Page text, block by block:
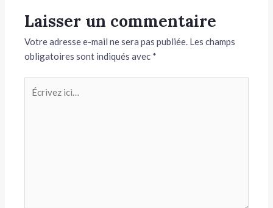
Laisser un commentaire
Votre adresse e-mail ne sera pas publiée. Les champs
obligatoires sont indiqués avec *
ici…